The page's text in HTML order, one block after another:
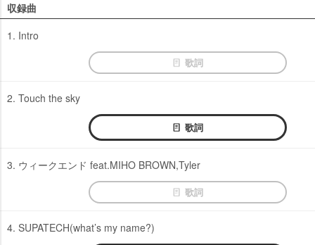
収録曲
1. Intro
歌詞
2. Touch the sky
歌詞
3. ウィークエンド feat.MIHO BROWN,Tyler
歌詞
4. SUPATECH(what’s my name?)